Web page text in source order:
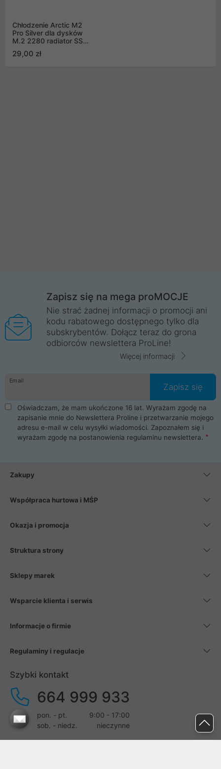
Chłodzenie Arctic M2
Pro Silver dla dysków
M.2 2280 radiator SSD
29,00 zł
Zapisz się na mega proMOCJE
Nie strać żadnej informacji o promocji ani
kodu rabatowego dostępnego tylko dla
subskrybentów. Dołącz teraz do grona
odbiorców newslettera ProLine!
Więcej informacji
Email
Zapisz się
Oświadczam, że mam ukończone 16 lat. Wyrażam zgodę na
zapisanie mnie do Newslettera Proline i przetwarzanie mojego
adresu e-mail w celu wysyłki wiadomości. Zapoznałem się i
wyrażam zgodę na postanowienia regulaminu newslettera.
Zakupy
Współpraca hurtowa i MŚP
Okazja i promocja
Struktura strony
Sklepy marek
Wsparcie klienta i serwis
Informacje o firmie
Regulaminy i regulacje
Szybki kontakt
664 999 933
pon. - pt.
9:00 - 17:00
sob. - niedz.
nieczynne